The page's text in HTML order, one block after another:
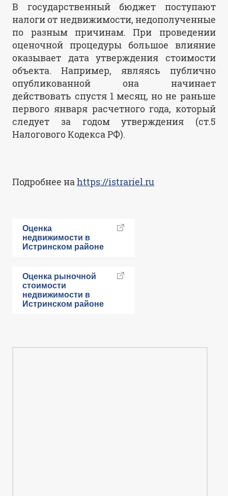
В государственный бюджет поступают
налоги от недвижимости, недополученные
по разным причинам. При проведении
оценочной процедуры большое влияние
оказывает дата утверждения стоимости
объекта. Например, являясь публично
опубликованной она начинает
действовать спустя 1 месяц, но не раньше
первого января расчетного года, который
следует за годом утверждения (ст.5
Налогового Кодекса РФ).
Подробнее наhttps://istrariel.ru
Оценка
недвижимости в
Истринском районе
Оценка рыночной
стоимости
недвижимости в
Истринском районе